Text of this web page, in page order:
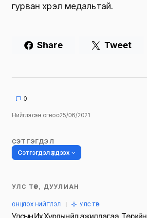
гурван хүрэл медальтай.
Share Tweet
0
Нийтлэсэн огноо25/06/2021
СЭТГЭГДЭЛ
Сэтгэгдэл үлдээх
Таны имэйл хаягийг нийтлэхгүй.
УЛС ТӨР, ДУУЛИАН
ОНЦЛОХ НИЙТЛЭЛ УЛС ТӨР